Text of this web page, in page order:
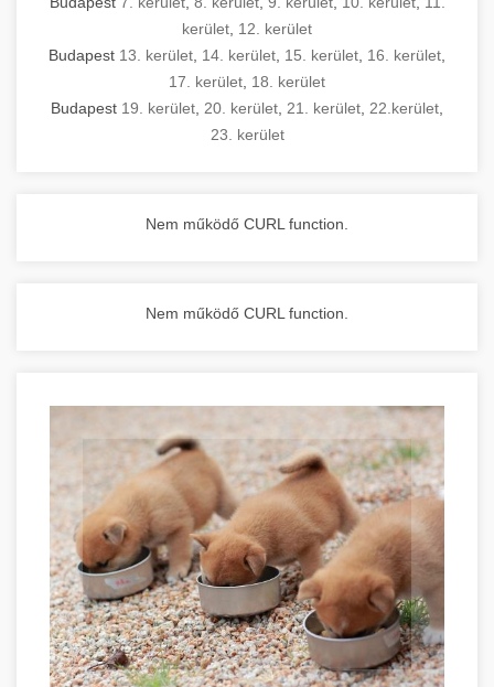
kerület 12. kerület
Budapest 13. kerület 14. kerület 15. kerület 16. kerület
17. kerület 18. kerület
Budapest 19. kerület 20. kerület 21. kerület 22.kerület
23. kerület
Nem működő CURL function.
Nem működő CURL function.